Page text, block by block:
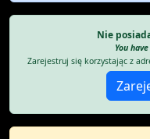
Nie
You
Zarejestruj się korzystając z